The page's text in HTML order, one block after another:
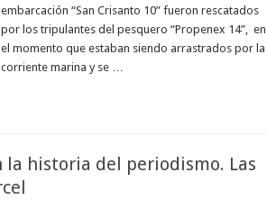
embarcación “San Crisanto 10” fueron rescatados
por los tripulantes del pesquero “Propenex 14”, en
el momento que estaban siendo arrastrados por la
corriente marina y se …
historia del periodismo. Las